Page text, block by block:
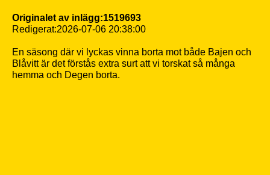
Originalet av inlägg:1519693
Redigerat:2026-07-06 20:38:00
En säsong där vi lyckas vinna borta mot både Bajen och
Blåvitt är det förstås extra surt att vi torskat så många
hemma och Degen borta.